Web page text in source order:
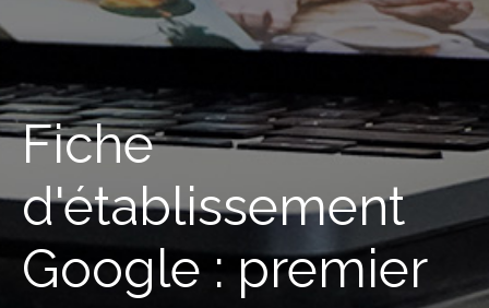
Fiche
d'établissement
Google : premier